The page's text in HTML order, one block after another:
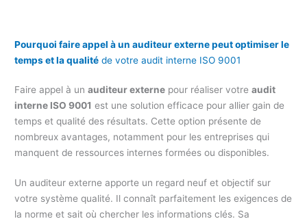
Pourquoi faire appel à un auditeur externe peut optimiser le
temps et la qualité de votre audit interne ISO 9001
Faire appel à unauditeur externe pour réaliser votreaudit
interne ISO 9001 est une solution efficace pour allier gain de
temps et qualité des résultats. Cette option présente de
nombreux avantages, notamment pour les entreprises qui
manquent de ressources internes formées ou disponibles.
Un auditeur externe apporte un regard neuf et objectif sur
votre système qualité. Il connaît parfaitement les exigences de
la norme et sait où chercher les informations clés. Sa